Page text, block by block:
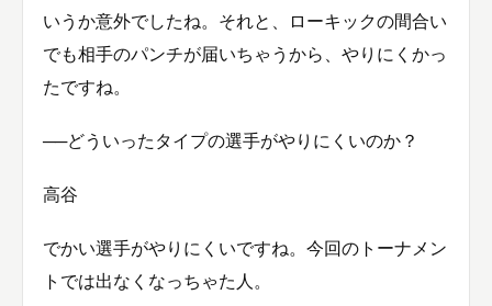
いうか意外でしたね。それと、ローキックの間合い
でも相手のパンチが届いちゃうから、やりにくかっ
たですね。
──どういったタイプの選手がやりにくいのか？
高谷
でかい選手がやりにくいですね。今回のトーナメン
トでは出なくなっちゃた人。